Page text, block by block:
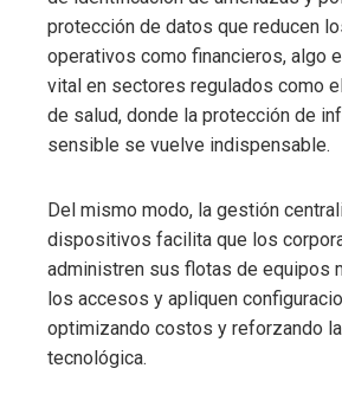
protección de datos que reducen
operativos como financieros, algo
vital en sectores regulados como
de salud, donde la protección de
sensible se vuelve indispensable.
Del mismo modo, la gestión
dispositivos facilita que los
administren sus flotas de equipos
los accesos y apliquen
optimizando costos y reforzando
tecnológica.